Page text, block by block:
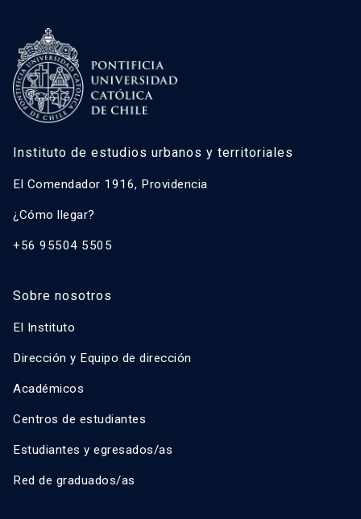
Instituto de estudios urbanos y territoriales
El Comendador 1916, Providencia
¿Cómo llegar?
+56 95504 5505
Sobre nosotros
El Instituto
Dirección y Equipo de dirección
Académicos
Centros de estudiantes
Estudiantes y egresados/as
Red de graduados/as